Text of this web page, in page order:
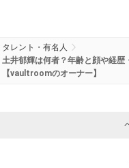
タレント・有名人
土井郁輝は何者？年齢と顔や経
【vaultroomのオーナー】